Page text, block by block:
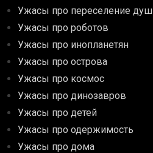
Ужасы про переселение душ
Ужасы про роботов
Ужасы про инопланетян
Ужасы про острова
Ужасы про космос
Ужасы про динозавров
Ужасы про детей
Ужасы про одержимость
Ужасы про дома